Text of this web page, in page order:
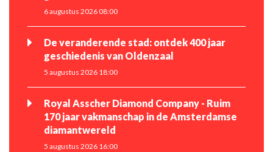
6 augustus 2026 08:00
De veranderende stad: ontdek 400 jaar
geschiedenis van Oldenzaal
5 augustus 2026 18:00
Royal Asscher Diamond Company - Ruim
170 jaar vakmanschap in de Amsterdamse
diamantwereld
5 augustus 2026 16:00